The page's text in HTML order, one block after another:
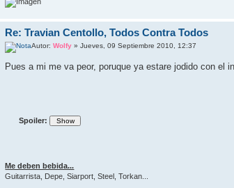
Re: Travian Centollo, Todos Contra Todos
Autor:Wolfy » Jueves, 09 Septiembre 2010, 12:37
Pues a mi me va peor, poruque ya estare jodido con el
Spoiler:
Me deben bebida...
Guitarrista, Depe, Siarport, Steel, Torkan...